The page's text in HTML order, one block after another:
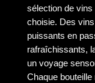
sélection de
choisie. Des
puissants en
rafraîchissants,
un voyage
Chaque bouteille